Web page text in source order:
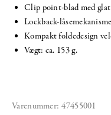
Clip point-blad med
Lockback-
Kompakt foldedesign
Vægt: ca. 153 g.
Varenummer: 47455001